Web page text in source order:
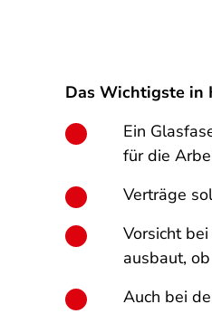
Das Wichtigste in
Ein
für die
Verträge
Vorsicht
ausbaut,
Auch bei